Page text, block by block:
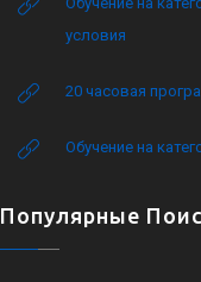
условия
20 часовая
Обучение на
Популярные